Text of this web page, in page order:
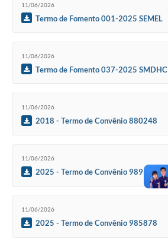
11/06/2026
Termo de Fomento 001-2025 SEMEL
11/06/2026
Termo de Fomento 037-2025 SMDHC
11/06/2026
2018 - Termo de Convênio 880248
11/06/2026
2025 - Termo de Convênio 989539
11/06/2026
2025 - Termo de Convênio 985878